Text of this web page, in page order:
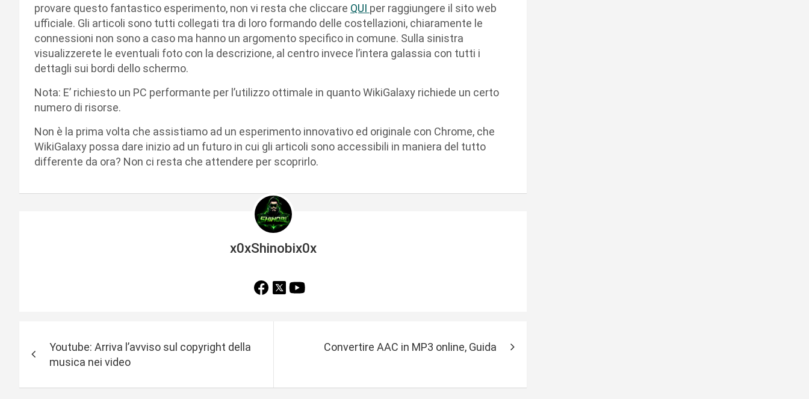
provare questo fantastico esperimento, non vi resta che cliccare QUI per raggiungere il sito web
ufficiale. Gli articoli sono tutti collegati tra di loro formando delle costellazioni, chiaramente le
connessioni non sono a caso ma hanno un argomento specifico in comune. Sulla sinistra
visualizzerete le eventuali foto con la descrizione, al centro invece l’intera galassia con tutti i
dettagli sui bordi dello schermo.
Nota: E’ richiesto un PC performante per l’utilizzo ottimale in quanto WikiGalaxy richiede un certo
numero di risorse.
Non è la prima volta che assistiamo ad un esperimento innovativo ed originale con Chrome, che
WikiGalaxy possa dare inizio ad un futuro in cui gli articoli sono accessibili in maniera del tutto
differente da ora? Non ci resta che attendere per scoprirlo.
x0xShinobix0x
v
Youtube: Arriva l’avviso sul copyright della
musica nei video
Convertire AAC in MP3 online, Guida